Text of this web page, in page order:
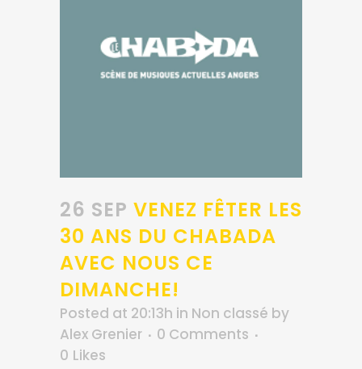
26 SEP VENEZ FÊTER LES
30 ANS DU CHABADA
AVEC NOUS CE
DIMANCHE!
Posted at 20:13h in Non classé by
Alex Grenier
0 Comments
0 Likes